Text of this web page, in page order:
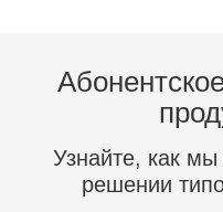
Узнайте, как
решении